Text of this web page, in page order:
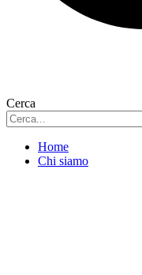
Cerca
Home
Chi siamo